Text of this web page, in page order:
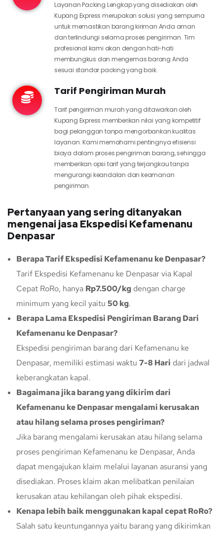
Layanan Packing Lengkap yang disediakan oleh
Kupang Express merupakan solusi yang sempurna
untuk memastikan barang kiriman Anda aman
dan terlindungi selama proses pengiriman. Tim
profesional kami akan dengan hati-hati
membungkus dan mengemas barang Anda
sesuai standar packing yang baik.
Tarif Pengiriman Murah
Tarif pengiriman murah yang ditawarkan oleh
Kupang Express memberikan nilai yang kompetitif
bagi pelanggan tanpa mengorbankan kualitas
layanan. Kami memahami pentingnya efisiensi
biaya dalam proses pengiriman barang, sehingga
memberikan opsi tarif yang terjangkau tanpa
mengurangi keandalan dan keamanan
pengiriman.
Pertanyaan yang sering ditanyakan
mengenai jasa Ekspedisi Kefamenanu
Denpasar
Berapa Tarif Ekspedisi Kefamenanu ke Denpasar?
Tarif Ekspedisi Kefamenanu ke Denpasar via Kapal
Cepat RoRo, hanya Rp7.500/kg dengan charge
minimum yang kecil yaitu 50 kg.
Berapa Lama Ekspedisi Pengiriman Barang Dari
Kefamenanu ke Denpasar?
Ekspedisi pengiriman barang dari Kefamenanu ke
Denpasar, memiliki estimasi waktu 7-8 Hari dari jadwal
keberangkatan kapal.
Bagaimana jika barang yang dikirim dari
Kefamenanu ke Denpasar mengalami kerusakan
atau hilang selama proses pengiriman?
Jika barang mengalami kerusakan atau hilang selama
proses pengiriman Kefamenanu ke Denpasar, Anda
dapat mengajukan klaim melalui layanan asuransi yang
disediakan. Proses klaim akan melibatkan penilaian
kerusakan atau kehilangan oleh pihak ekspedisi.
Kenapa lebih baik menggunakan kapal cepat RoRo?
Salah satu keuntungannya yaitu barang yang dikirimkan